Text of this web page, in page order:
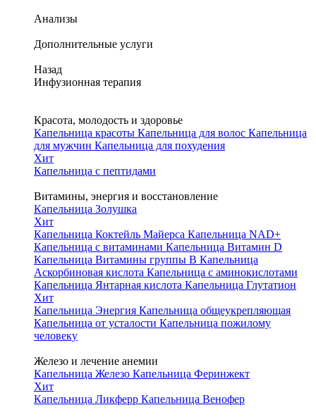
Анализы
Дополнительные услуги
Назад
Инфузионная терапия
Красота, молодость и здоровье
Капельница красоты Капельница для волос Капельница
для мужчин Капельница для похудения
Хит
Капельница с пептидами
Витамины, энергия и восстановление
Капельница Золушка
Хит
Капельница Коктейль Майерса Капельница NAD+
Капельница с витаминами Капельница Витамин D
Капельница Витамины группы B Капельница
Аскорбиновая кислота Капельница с аминокислотами
Капельница Янтарная кислота Капельница Глутатион
Хит
Капельница Энергия Капельница общеукрепляющая
Капельница от усталости Капельница пожилому
человеку
Железо и лечение анемии
Капельница Железо Капельница Феринжект
Хит
Капельница Ликферр Капельница Венофер